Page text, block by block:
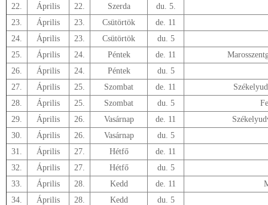
22.
Április 22. Szerda
du. 5.
23.
Április 23. Csütörtök
de. 11
24.
Április 23. Csütörtök
du. 5
25.
Április 24. Péntek de. 11
26.
Április 24. Péntek
du. 5
27.
Április 25. Szombat de. 11
28.
Április 25. Szombat du. 5
29.
Április 26. Vasárnap de. 11
30.
Április 26. Vasárnap
du. 5
31.
Április 27. Hétfő
de. 11
32.
Április 27. Hétfő
du. 5
33.
Április 28. Kedd de. 11
34.
Április 28. Kedd
du. 5